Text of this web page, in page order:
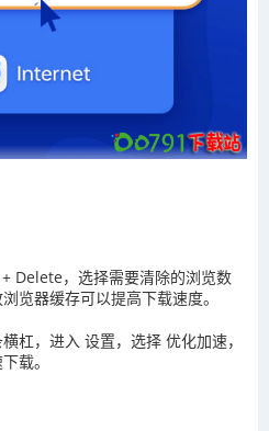
Delete，选择需要清除的浏览数
览器缓存可以提高下载速度。
杠，进入 设置，选择 优化加速，
载。